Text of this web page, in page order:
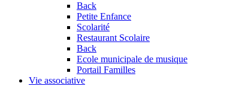
Back
Petite Enfance
Scolarité
Restaurant Scolaire
Back
Ecole municipale de musique
Portail Familles
Vie associative